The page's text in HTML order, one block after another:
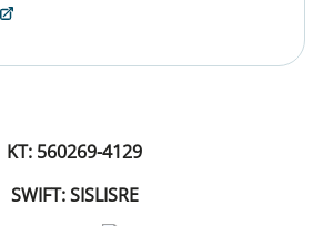
KT: 560269-4129
SWIFT: SISLISRE